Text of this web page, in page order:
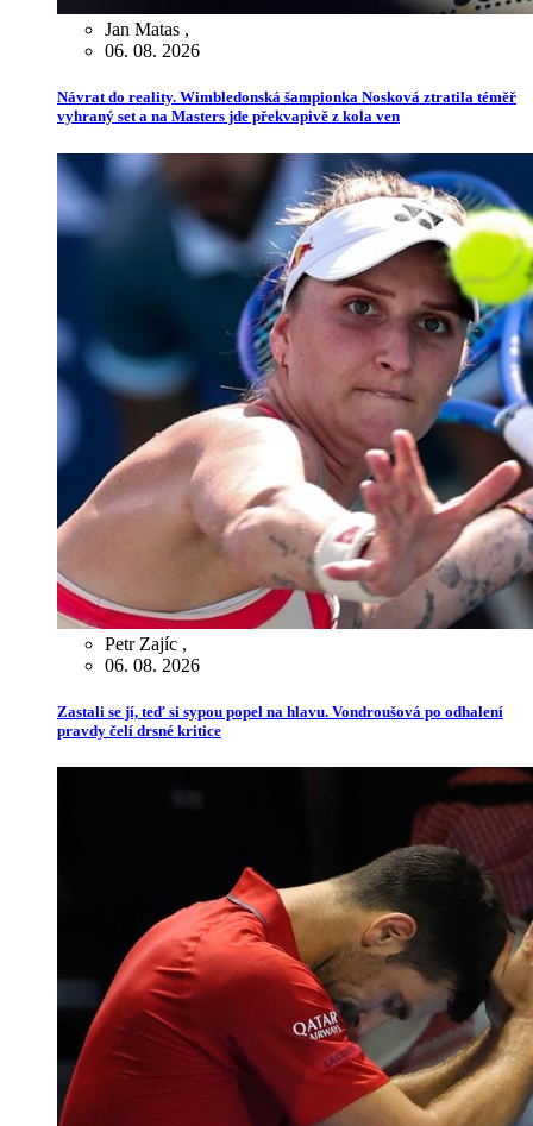
Jan Matas ,
06. 08. 2026
Návrat do reality. Wimbledonská šampionka Nosková ztratila téměř
vyhraný set a na Masters jde překvapivě z kola ven
Petr Zajíc ,
06. 08. 2026
Zastali se jí, teď si sypou popel na hlavu. Vondroušová po odhalení
pravdy čelí drsné kritice